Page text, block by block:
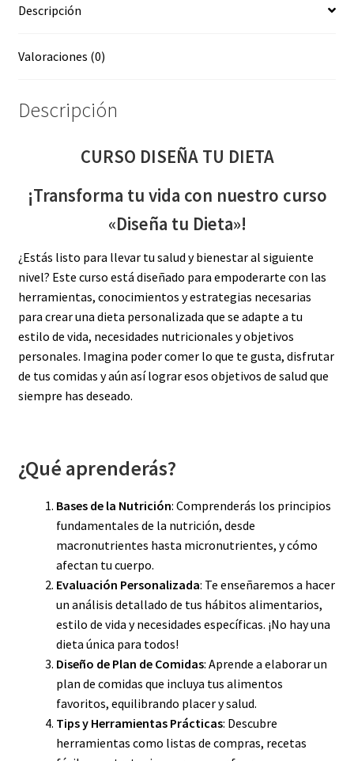
Descripción
Valoraciones (0)
Descripción
CURSO DISEÑA TU DIETA
¡Transforma tu vida con nuestro curso
«Diseña tu Dieta»!
¿Estás listo para llevar tu salud y bienestar al siguiente
nivel? Este curso está diseñado para empoderarte con las
herramientas, conocimientos y estrategias necesarias
para crear una dieta personalizada que se adapte a tu
estilo de vida, necesidades nutricionales y objetivos
personales. Imagina poder comer lo que te gusta, disfrutar
de tus comidas y aún así lograr esos objetivos de salud que
siempre has deseado.
¿Qué aprenderás?
Bases de la Nutrición: Comprenderás los principios
fundamentales de la nutrición, desde
macronutrientes hasta micronutrientes, y cómo
afectan tu cuerpo.
Evaluación Personalizada: Te enseñaremos a hacer
un análisis detallado de tus hábitos alimentarios,
estilo de vida y necesidades específicas. ¡No hay una
dieta única para todos!
Diseño de Plan de Comidas: Aprende a elaborar un
plan de comidas que incluya tus alimentos
favoritos, equilibrando placer y salud.
Tips y Herramientas Prácticas: Descubre
herramientas como listas de compras, recetas